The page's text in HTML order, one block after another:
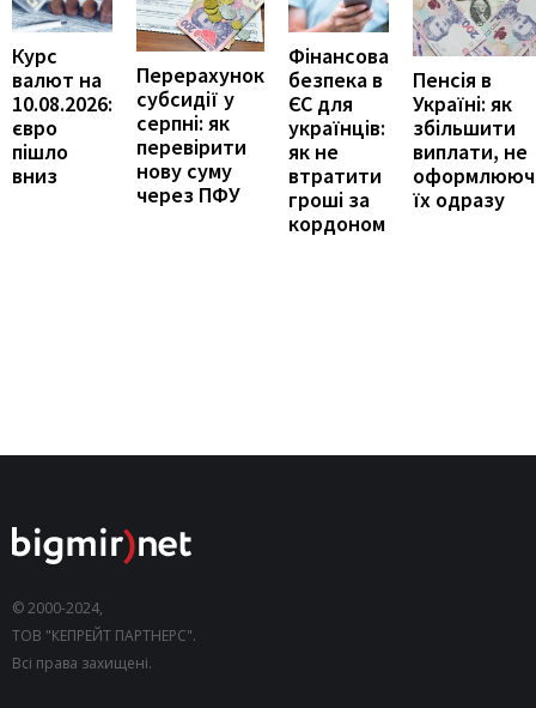
Курс
валют на
10.08.2026:
євро
пішло
вниз
Перерахунок
субсидії у
серпні: як
перевірити
нову суму
через ПФУ
Фінансова
безпека в
ЄС для
українців:
як не
втратити
гроші за
кордоном
Пенсія в
Україні: як
збільшити
виплати, не
їх одразу
© 2000-2024,
ТОВ "КЕПРЕЙТ ПАРТНЕРС".
Всі права захищені.